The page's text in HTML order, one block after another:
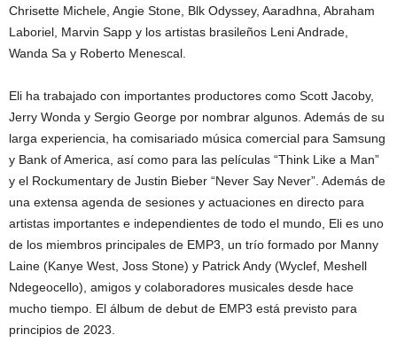
Chrisette Michele, Angie Stone, Blk Odyssey, Aaradhna, Abraham
Laboriel, Marvin Sapp y los artistas brasileños Leni Andrade,
Wanda Sa y Roberto Menescal.
Eli ha trabajado con importantes productores como Scott Jacoby,
Jerry Wonda y Sergio George por nombrar algunos. Además de su
larga experiencia, ha comisariado música comercial para Samsung
y Bank of America, así como para las películas “Think Like a Man”
y el Rockumentary de Justin Bieber “Never Say Never”. Además de
una extensa agenda de sesiones y actuaciones en directo para
artistas importantes e independientes de todo el mundo, Eli es uno
de los miembros principales de EMP3, un trío formado por Manny
Laine (Kanye West, Joss Stone) y Patrick Andy (Wyclef, Meshell
Ndegeocello), amigos y colaboradores musicales desde hace
mucho tiempo. El álbum de debut de EMP3 está previsto para
principios de 2023.